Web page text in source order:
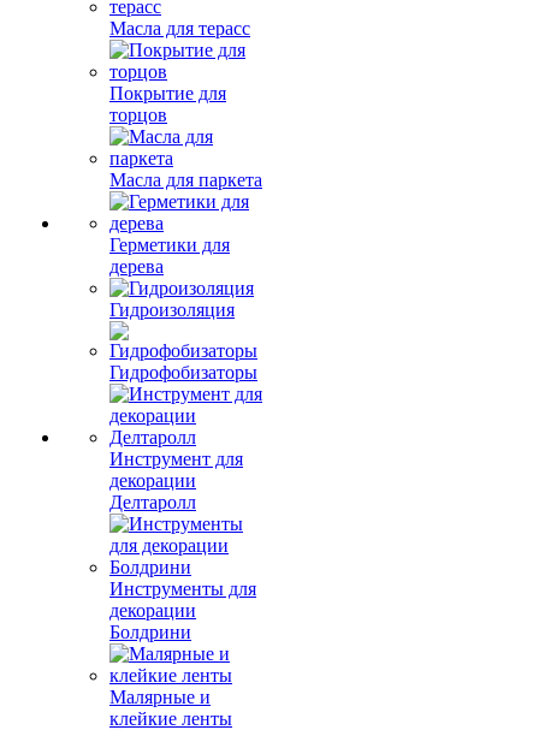
Масла для терасс
Покрытие для
торцов
Масла для паркета
Герметики для
дерева
Гидроизоляция
Гидрофобизаторы
Инструмент для
декорации
Делтаролл
Инструменты для
декорации
Болдрини
Малярные и
клейкие ленты